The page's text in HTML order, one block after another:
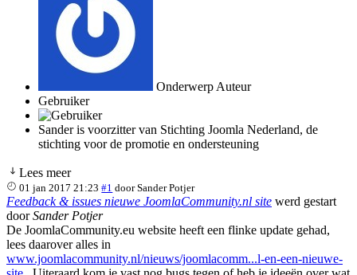
Onderwerp Auteur
Gebruiker
Sander is voorzitter van Stichting Joomla Nederland, de
stichting voor de promotie en ondersteuning
Lees meer
01 jan 2017 21:23 #1 doorSander Potjer
Feedback & issues nieuwe JoomlaCommunity.nl site werd gestart
doorSander Potjer
De JoomlaCommunity.eu website heeft een flinke update gehad,
lees daarover alles in
www.joomlacommunity.nl/nieuws/joomlacomm...l-en-een-nieuwe-